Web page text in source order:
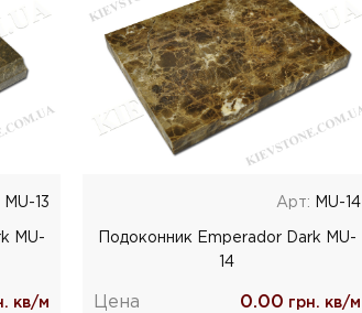
MU-13
MU-
кв/м
Арт: MU-14
Подоконник Emperador Dark MU-
14
Цена 0.00 грн. кв/м